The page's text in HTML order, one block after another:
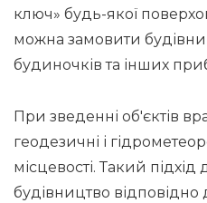
ключ» будь-якої
можна замовити
будиночків та інших
При зведенні об'єктів
геодезичні і
місцевості. Такий
будівництво